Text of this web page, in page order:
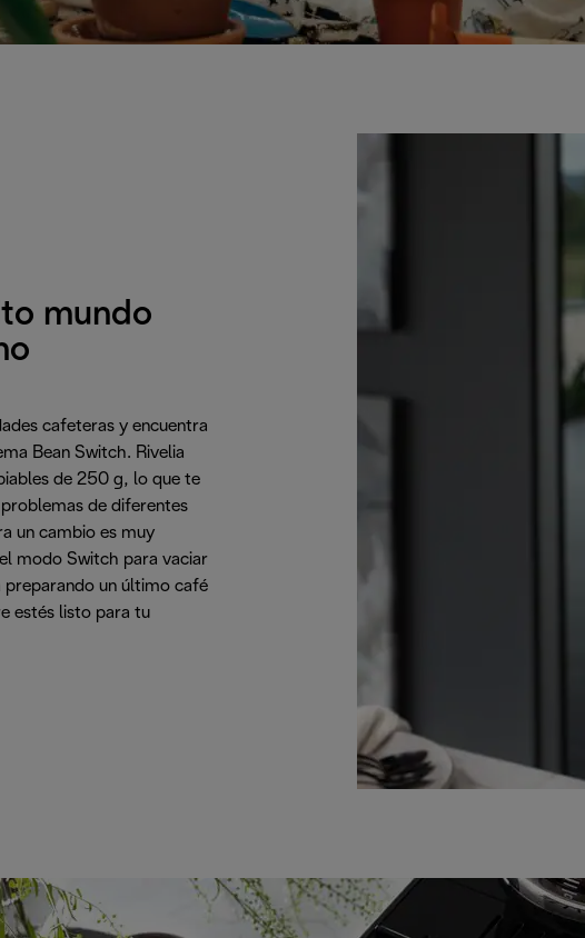
mundo
cafeteras y encuentra
Bean Switch. Rivelia
de 250 g, lo que te
de diferentes
un cambio es muy
modo Switch para vaciar
preparando un último café
estés listo para tu